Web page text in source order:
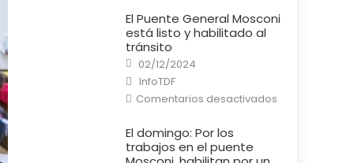
Un
cortocircuito
El Puente General Mosconi
está listo y habilitado al
tránsito
Posted
on
02/12/2024
Author
InfoTDF
Comentarios desactivadosen
El
El domingo: Por los
trabajos en el puente